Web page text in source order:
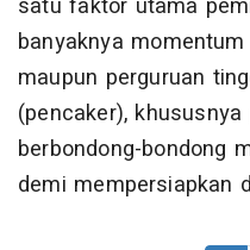
satu faktor utama
banyaknya
maupun perguruan
(pencaker),
berbondong-bondong
demi mempersiapkan